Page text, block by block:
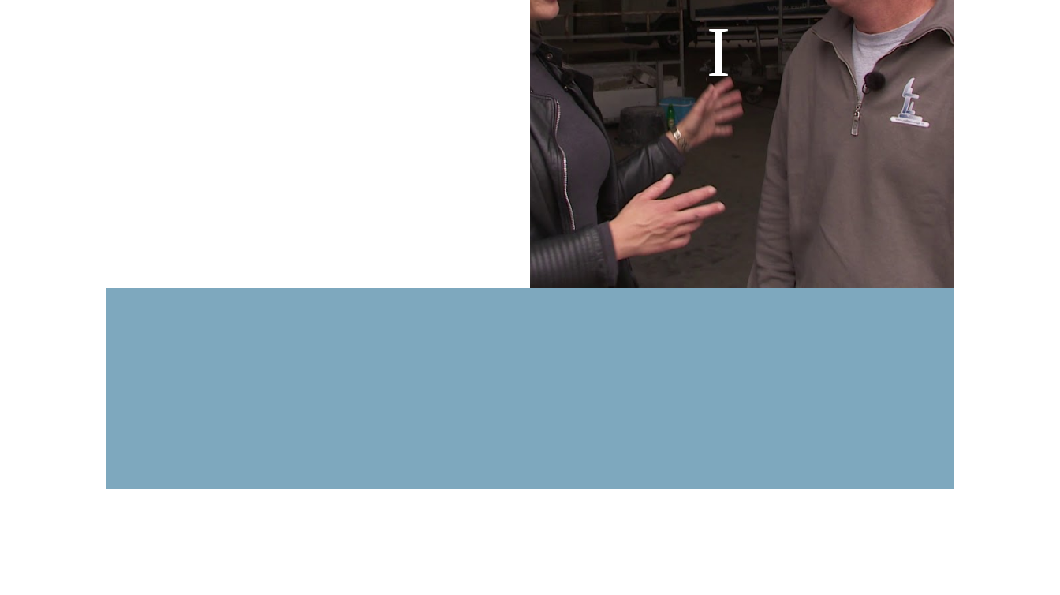
Vernieuwing van daken en gevels
bij bestaande
Asbest-renovatie
Veilig vervangen van asbestdaken
door
duurzame metalen dakplaten.